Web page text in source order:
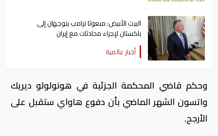
البيت الأبيض: مبعوثا ترامب يتوجهان إلى
باكستان لإجراء محادثات مع إيران
أخبار عالمية
وحكم قاضي المحكمة الجزئية في هونولولو ديريك
واتسون الشهر الماضي بأن دفوع هاواي ستقبل على
الأرجح.